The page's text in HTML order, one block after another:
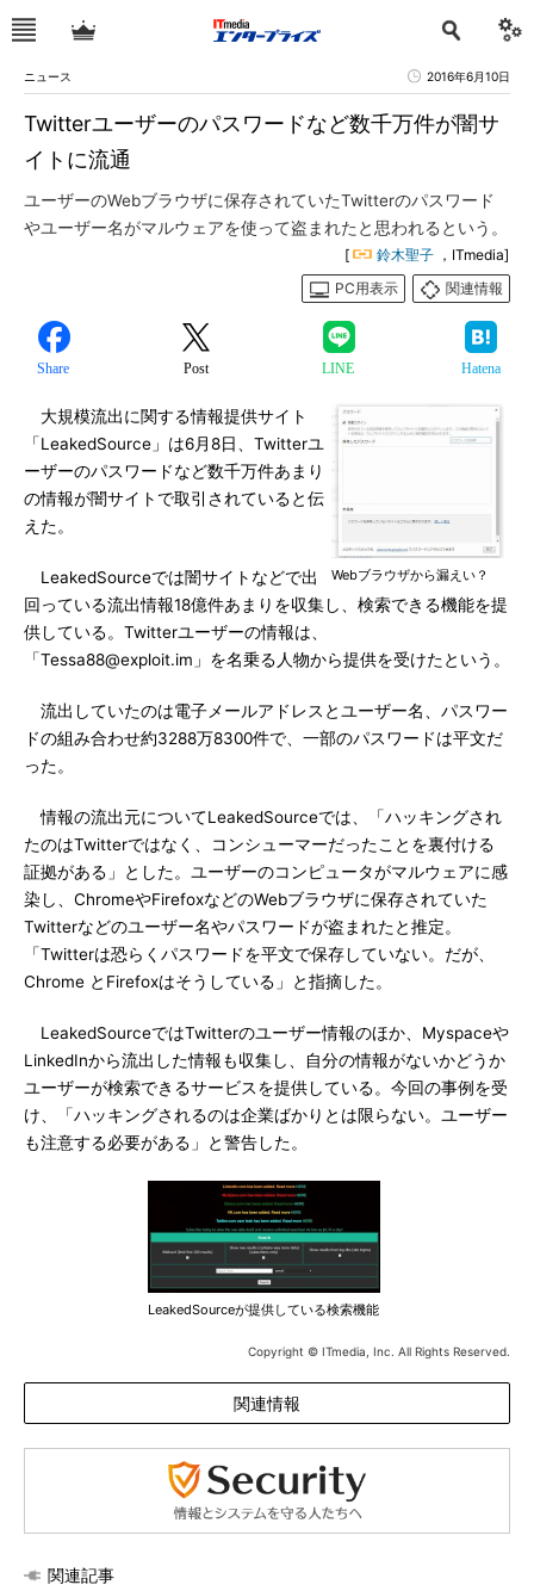
ニュース 2016年6月10日
Twitterユーザーのパスワードなど数千万件が闇サ
イトに流通
ユーザーのWebブラウザに保存されていたTwitterのパスワード
やユーザー名がマルウェアを使って盗まれたと思われるという。
[ 鈴木聖子 ，ITmedia]
PC用表示
関連情報
Share Post LINE Hatena
Webブラウザから漏えい？
大規模流出に関する情報提供サイト
「LeakedSource」は6月8日、Twitterユ
ーザーのパスワードなど数千万件あまり
の情報が闇サイトで取引されていると伝
えた。
LeakedSourceでは闇サイトなどで出
回っている流出情報18億件あまりを収集し、検索できる機能を提
供している。Twitterユーザーの情報は、
「Tessa88@exploit.im」を名乗る人物から提供を受けたという。
流出していたのは電子メールアドレスとユーザー名、パスワー
ドの組み合わせ約3288万8300件で、一部のパスワードは平文だ
った。
情報の流出元についてLeakedSourceでは、「ハッキングされ
たのはTwitterではなく、コンシューマーだったことを裏付ける
証拠がある」とした。ユーザーのコンピュータがマルウェアに感
染し、ChromeやFirefoxなどのWebブラウザに保存されていた
Twitterなどのユーザー名やパスワードが盗まれたと推定。
「Twitterは恐らくパスワードを平文で保存していない。だが、
Chrome とFirefoxはそうしている」と指摘した。
LeakedSourceではTwitterのユーザー情報のほか、Myspaceや
LinkedInから流出した情報も収集し、自分の情報がないかどうか
ユーザーが検索できるサービスを提供している。今回の事例を受
け、「ハッキングされるのは企業ばかりとは限らない。ユーザー
も注意する必要がある」と警告した。
LeakedSourceが提供している検索機能
Copyright © ITmedia, Inc. All Rights Reserved.
関連情報
関連記事